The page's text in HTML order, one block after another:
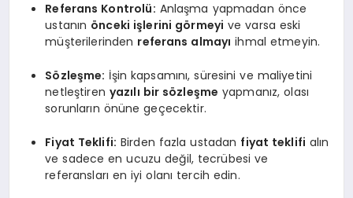
Referans Kontrolü: Anlaşma yapmadan önce
ustanın önceki işlerini görmeyi ve varsa eski
müşterilerinden referans almayı ihmal etmeyin.
Sözleşme: İşin kapsamını, süresini ve maliyetini
netleştiren yazılı bir sözleşme yapmanız, olası
sorunların önüne geçecektir.
Fiyat Teklifi: Birden fazla ustadan fiyat teklifi alın
ve sadece en ucuzu değil, tecrübesi ve
referansları en iyi olanı tercih edin.